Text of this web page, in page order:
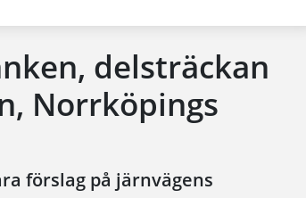
delsträckan
Norrköpings
förslag på järnvägens